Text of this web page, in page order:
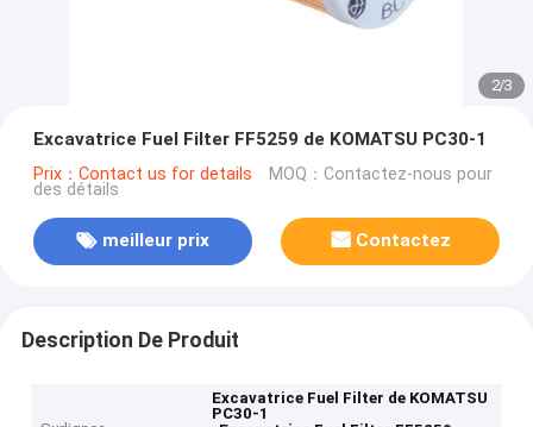
2/3
Excavatrice Fuel Filter FF5259 de KOMATSU PC30-1
Prix：Contact us for details MOQ：Contactez-nous pour
des détails
meilleur prix Contactez
Description De Produit
Excavatrice Fuel Filter de KOMATSU
PC30-1